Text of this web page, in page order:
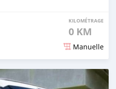
KILOMÉTRAGE
0 KM
Manuelle